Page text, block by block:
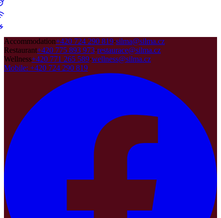
Accommodation+420 724 290 819·silma@silma.cz
Restaurant+420 775 893 973·restaurace@silma.cz
Wellness+420 771 265 589·wellness@silma.cz
Mobile: +420 724 290 819